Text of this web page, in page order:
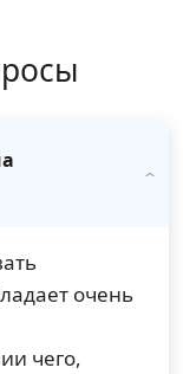
очень
чего,